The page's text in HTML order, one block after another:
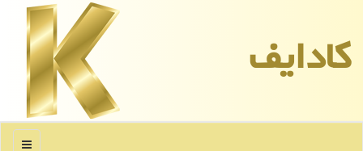
كادایف
منو